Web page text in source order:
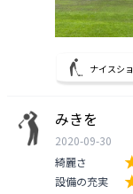
ナイスシ
みきを
2020-09-30
綺麗さ
設備の充実